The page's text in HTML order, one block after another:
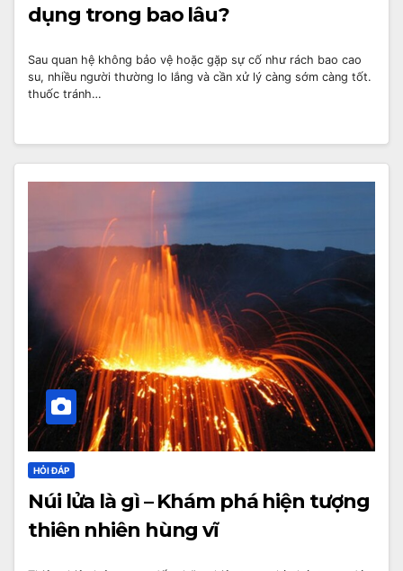
dụng trong bao lâu?
Sau quan hệ không bảo vệ hoặc gặp sự cố như rách bao cao
su, nhiều người thường lo lắng và cần xử lý càng sớm càng tốt.
thuốc tránh…
HỎI ĐÁP
Núi lửa là gì – Khám phá hiện tượng
thiên nhiên hùng vĩ